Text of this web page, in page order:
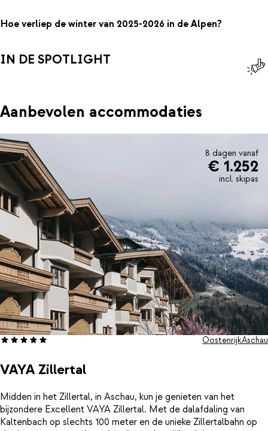
Hoe verliep de winter van 2025-2026 in de Alpen?
IN DE SPOTLIGHT
Aanbevolen accommodaties
8 dagen vanaf
€ 1.252
incl. skipas
VAYA Zillertal
OostenrijkAschau
Midden in het Zillertal, in Aschau, kun je genieten van het
bijzondere Excellent VAYA Zillertal. Met de dalafdaling van
Kaltenbach op slechts 100 meter en de unieke Zillertalbahn op